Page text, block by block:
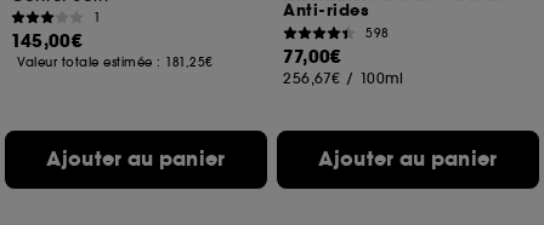
1
145,00€
Valeur totale estimée : 181,25€
Ajouter au panier
Anti-rides
598
77,00€
256,67€ / 100ml
Ajouter au panier